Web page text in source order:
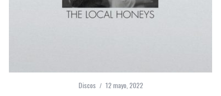
Discos 12 mayo, 2022